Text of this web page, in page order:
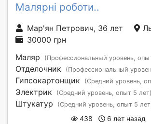
Малярні роботи..
Мар'ян Петрович, 36 лет
30000 грн
Маляр
(Профессиональный уровень,
Отделочник (Профессиональный
Гипсокартонщик (Средний уровень,
Электрик (Средний уровень, опыт 5 лет)
Штукатур (Средний уровень, опыт 5
438 6 лет назад